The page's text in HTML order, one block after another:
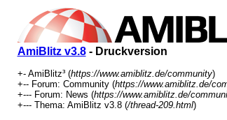
AmiBlitz v3.8- Druckversion
+- AmiBlitz³ (https://www.amiblitz.de/community)
+-- Forum: Community (https://www.amiblitz.de/
+--- Forum: News (https://www.amiblitz.de/
+--- Thema: AmiBlitz v3.8 (/thread-209.html)